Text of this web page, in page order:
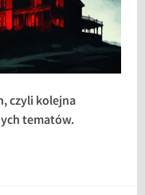
czyli kolejna
tematów.